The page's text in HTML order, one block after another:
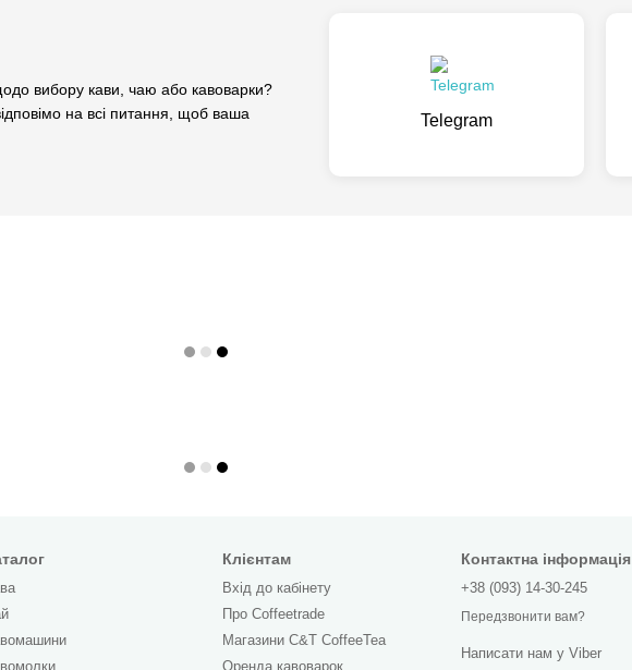
вибору кави, чаю або кавоварки?
на всі питання, щоб ваша
Telegram
Клієнтам
Вхід до кабінету
Про Сoffeetrade
Магазини C&T CoffeeTea
Оренда кавоварок
Контактна інформація
+38 (093) 14-30-245
Передзвонити вам?
Написати нам у Viber